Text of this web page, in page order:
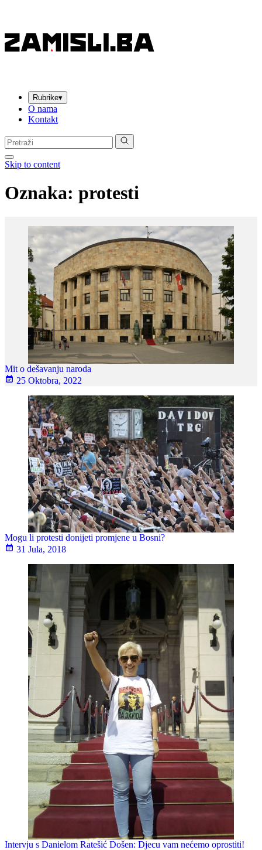
Rubrike▾
O nama
Kontakt
Pretraga:
Skip to content
Oznaka: protesti
Mit o dešavanju naroda
25 Oktobra, 2022
Mogu li protesti donijeti promjene u Bosni?
31 Jula, 2018
Intervju s Danielom Ratešić Došen: Djecu vam nećemo oprostiti!